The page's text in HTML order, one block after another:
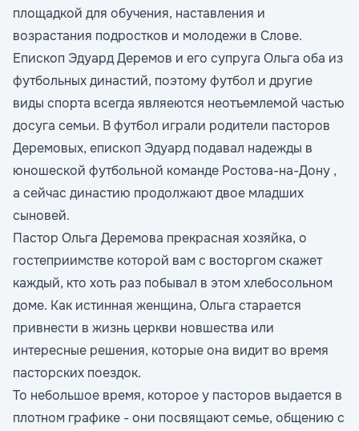
площадкой для обучения, наставления и
возрастания подростков и молодежи в Слове.
Епископ Эдуард Деремов и его супруга Ольга оба из
футбольных династий, поэтому футбол и другие
виды спорта всегда являеются неотъемлемой частью
досуга семьи. В футбол играли родители пасторов
Деремовых, епископ Эдуард подавал надежды в
юношеской футбольной команде Ростова-на-Дону ,
а сейчас династию продолжают двое младших
сыновей.
Пастор Ольга Деремова прекрасная хозяйка, о
гостеприимстве которой вам с восторгом скажет
каждый, кто хоть раз побывал в этом хлебосольном
доме. Как истинная женщина, Ольга старается
привнести в жизнь церкви новшества или
интересные решения, которые она видит во время
пасторских поездок.
То небольшое время, которое у пасторов выдается в
плотном графике - они посвящают семье, общению с